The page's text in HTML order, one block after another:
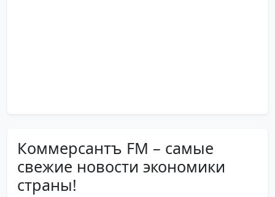
Коммерсантъ FM – самые
свежие новости экономики
страны!